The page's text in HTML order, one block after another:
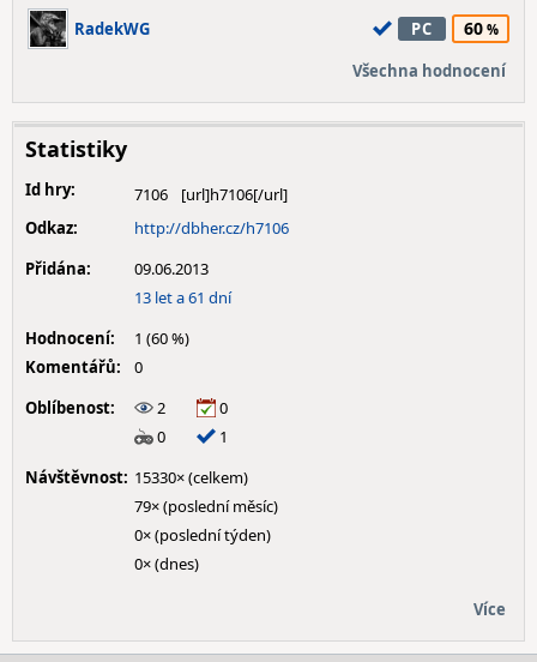
RadekWG PC 60
Všechna hodnocení
Statistiky
Id hry:
7106
Odkaz:
http://dbher.cz/h7106
Přidána:
09.06.2013
13 let a 61 dní
Hodnocení:
1 (60 %)
Komentářů:
0
Oblíbenost:
2
0
0
1
Návštěvnost: 15330× (celkem)
79× (poslední měsíc)
0× (poslední týden)
0× (dnes)
Více